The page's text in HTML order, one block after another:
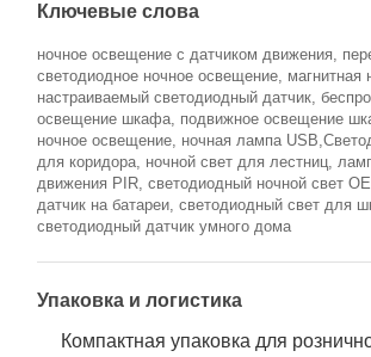
Ключевые слова
ночное освещение с датчиком движения,
светодиодное ночное освещение, магнитная
настраиваемый светодиодный датчик,
освещение шкафа, подвижное освещение
ночное освещение, ночная лампа
для коридора, ночной свет для лестниц,
движения PIR, светодиодный ночной свет
датчик на батареи, светодиодный свет для
светодиодный датчик умного дома
Упаковка и логистика
Компактная упаковка для